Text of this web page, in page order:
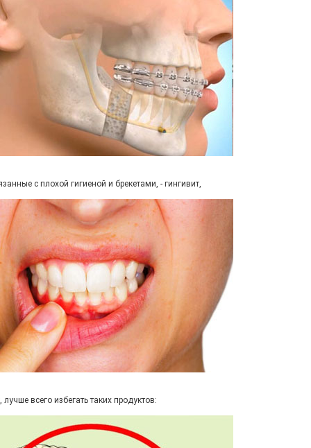
с плохой гигиеной и брекетами, - гингивит,
всего избегать таких продуктов: